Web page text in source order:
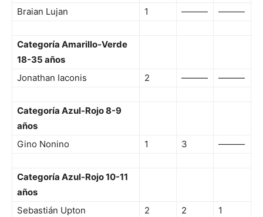
Braian Lujan
1 ——— ———
Categoría Amarillo-Verde
18-35 años
Jonathan Iaconis
2 ——— ———
Categoría Azul-Rojo 8-9
años
Gino Nonino
1 3 ———
Categoría Azul-Rojo 10-11
años
Sebastián Upton
2 2 1